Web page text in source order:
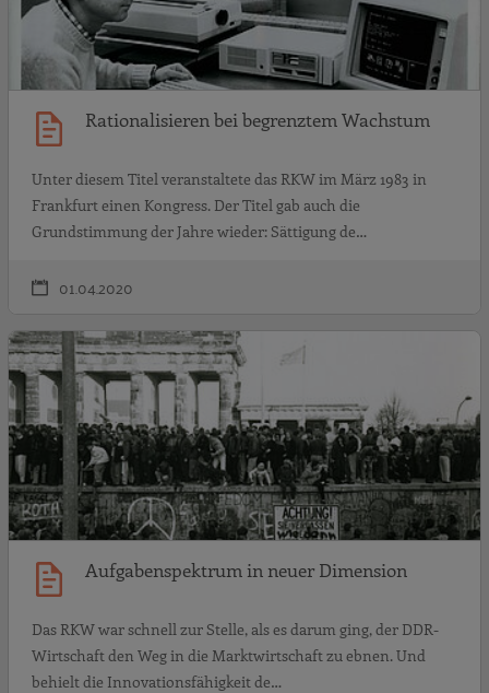
Rationalisieren bei begrenztem Wachstum
Unter diesem Titel veranstaltete das RKW im März 1983 in
Frankfurt einen Kongress. Der Titel gab auch die
Grundstimmung der Jahre wieder: Sättigung de…
01.04.2020
Aufgabenspektrum in neuer Dimension
Das RKW war schnell zur Stelle, als es darum ging, der DDR-
Wirtschaft den Weg in die Marktwirtschaft zu ebnen. Und
behielt die Innovationsfähigkeit de…